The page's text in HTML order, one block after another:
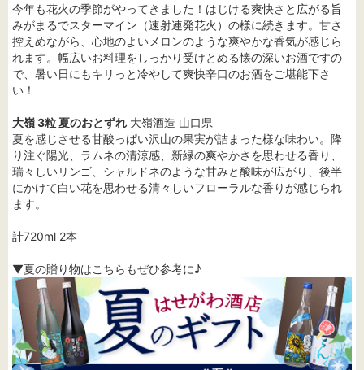
今年も花火の季節がやってきました！はじける爽快さと広がる旨
みがまるでスターマイン（速射連発花火）の様に続きます。甘さ
控えめながら、心地のよいメロンのような爽やかな香気が感じら
れます。幅広いお料理をしっかり受けとめる懐の深いお酒ですの
で、暑い日にもキリっと冷やして爽快辛口のお酒をご堪能下さ
い！
大嶺 3粒 夏のおとずれ 大嶺酒造 山口県
夏を感じさせる甘酸っぱい沢山の果実が詰まった様な味わい。降
り注ぐ陽光、ラムネの清涼感、新緑の爽やかさを思わせる香り、
瑞々しいリンゴ、シャルドネのような甘みと酸味が広がり、後半
にかけて白い花を思わせる清々しいフローラルな香りが感じられ
ます。
計720ml 2本
▼夏の贈り物はこちらもぜひ参考に♪